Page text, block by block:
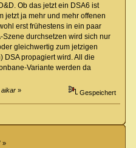
Ob das jetzt ein DSA6 ist
jetzt ja mehr und mehr offenen
erst frühestens in ein paar
durchsetzen wird sich nur
gleichwertig zum jetzigen
DSA propagiert wird. All die
Variante werden da
aikar » Gespeichert
»